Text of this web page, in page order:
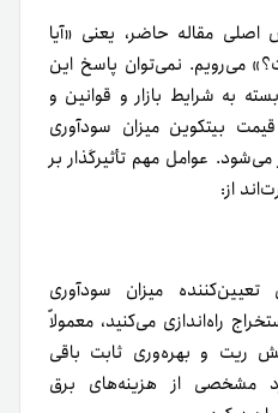
مقاله حاضر، یعنی «آیا
می‌رویم. نمی‌توان پاسخ این
به‌ شرایط بازار و قوانین و
بیتکوین میزان سودآوری
عوامل مهم تأثیرگذار بر
از:
میزان سودآوری
راه‌اندازی می‌کنید، معمولاً
ریت و بهره‌وری ثابت باقی
مشخصی از هزینه‌های برق